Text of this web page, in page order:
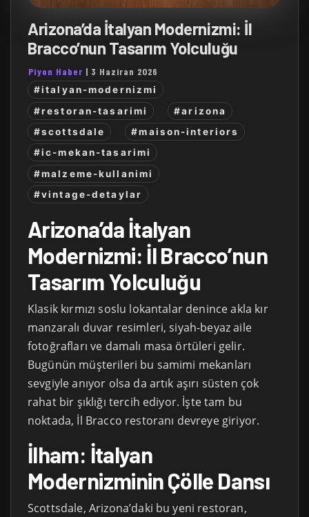
Arizona’da İtalyan Modernizmi: İl
Bracco’nun Tasarım Yolculuğu
Piyon Haber | 3 Haziran 2026
#italyan-modernizmi
#restoran-tasarimi
#arizona
#scottsdale
#maison-interiors
#ic-mekan-tasarimi
#malzeme-kullanimi
#vintage-detaylar
Arizona’da İtalyan
Modernizmi: İl Bracco’nun
Tasarım Yolculuğu
Klasik kırmızı soslu lokantalar denince akla kır
manzaralı duvar resimleri, siyah-beyaz aile
fotoğrafları ve damalı masa örtüleri gelir.
Bugünün müşterileri bu samimi mekanları
sevgiyle anıyor olsa da artık aşırı süsten çok
rahat bir şıklığı tercih ediyor. İşte tam bu
noktada, İl Bracco restoranı devreye giriyor.
İlham: İtalyan
Modernizminin Çölle Dansı
Scottsdale, Arizona’daki bu yeni restoran,